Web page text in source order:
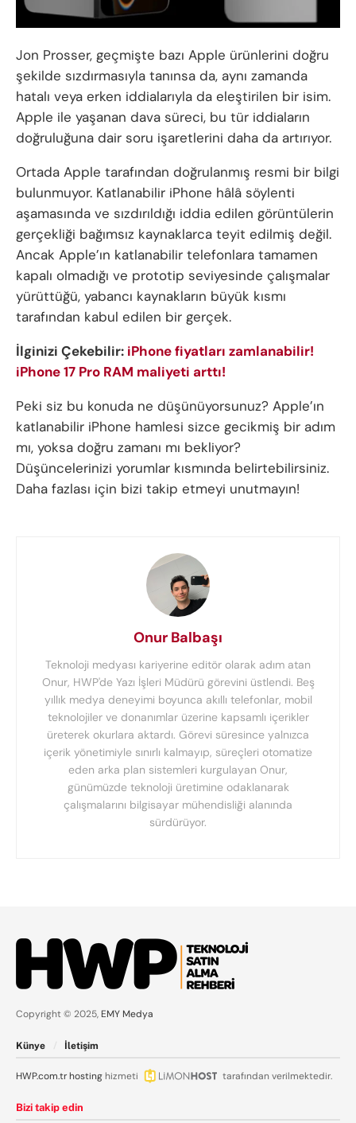
Jon Prosser, geçmişte bazı Apple ürünlerini doğru
şekilde sızdırmasıyla tanınsa da, aynı zamanda
hatalı veya erken iddialarıyla da eleştirilen bir isim.
Apple ile yaşanan dava süreci, bu tür iddiaların
doğruluğuna dair soru işaretlerini daha da artırıyor.
Ortada Apple tarafından doğrulanmış resmi bir bilgi
bulunmuyor. Katlanabilir iPhone hâlâ söylenti
aşamasında ve sızdırıldığı iddia edilen görüntülerin
gerçekliği bağımsız kaynaklarca teyit edilmiş değil.
Ancak Apple’ın katlanabilir telefonlara tamamen
kapalı olmadığı ve prototip seviyesinde çalışmalar
yürüttüğü, yabancı kaynakların büyük kısmı
tarafından kabul edilen bir gerçek.
İlginizi Çekebilir: iPhone fiyatları zamlanabilir!
iPhone 17 Pro RAM maliyeti arttı!
Peki siz bu konuda ne düşünüyorsunuz? Apple’ın
katlanabilir iPhone hamlesi sizce gecikmiş bir adım
mı, yoksa doğru zamanı mı bekliyor?
Düşüncelerinizi yorumlar kısmında belirtebilirsiniz.
Daha fazlası için bizi takip etmeyi unutmayın!
Onur Balbaşı
Teknoloji medyası kariyerine editör olarak adım atan
Onur, HWP'de Yazı İşleri Müdürü görevini üstlendi. Beş
yıllık medya deneyimi boyunca akıllı telefonlar, mobil
teknolojiler ve donanımlar üzerine kapsamlı içerikler
üreterek okurlara aktardı. Görevi süresince yalnızca
içerik yönetimiyle sınırlı kalmayıp, süreçleri otomatize
eden arka plan sistemleri kurgulayan Onur,
günümüzde teknoloji üretimine odaklanarak
çalışmalarını bilgisayar mühendisliği alanında
sürdürüyor.
Copyright © 2025, EMY Medya
Künye İletişim
HWP.com.trhosting hizmeti tarafından verilmektedir.
Bizi takip edin